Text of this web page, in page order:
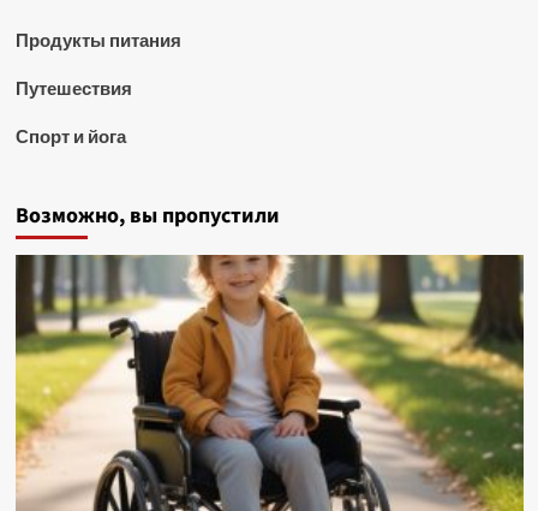
Продукты питания
Путешествия
Спорт и йога
Возможно, вы пропустили